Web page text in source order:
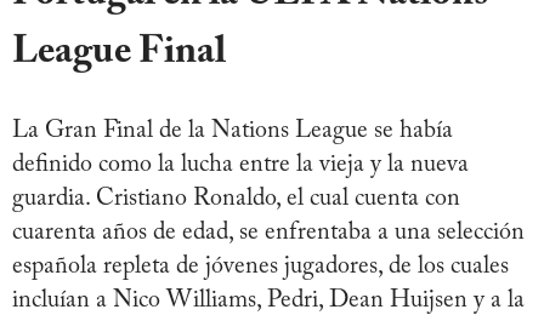
League Final
La Gran Final de la Nations League se había
definido como la lucha entre la vieja y la nueva
guardia. Cristiano Ronaldo, el cual cuenta con
cuarenta años de edad, se enfrentaba a una selección
española repleta de jóvenes jugadores, de los cuales
incluían a Nico Williams, Pedri, Dean Huijsen y a la